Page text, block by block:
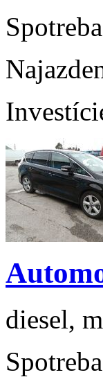
Spotreba
diesel,
Spotreba